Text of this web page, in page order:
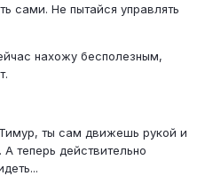
сами. Не пытайся управлять
нахожу бесполезным,
ты сам движешь рукой и
теперь действительно